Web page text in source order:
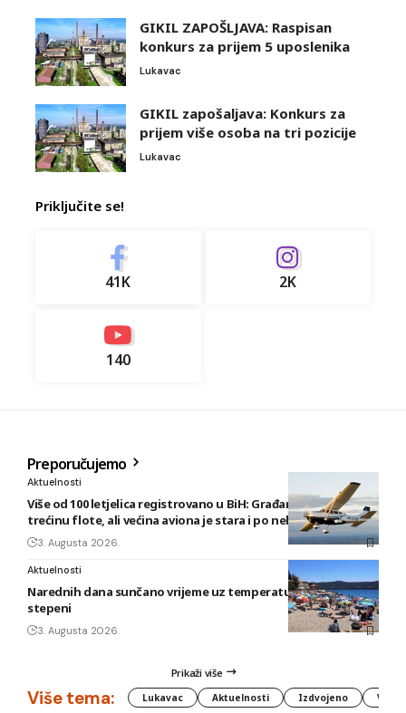
GIKIL ZAPOŠLJAVA: Raspisan
konkurs za prijem 5 uposlenika
Lukavac
GIKIL zapošaljava: Konkurs za
prijem više osoba na tri pozicije
Lukavac
Priključite se!
41K 2K
140
Preporučujemo
Aktuelnosti
Više od 100 letjelica registrovano u BiH: Građani posjeduju
trećinu flote, ali većina aviona je stara i po nekoliko decenija
3. Augusta 2026.
Aktuelnosti
Narednih dana sunčano vrijeme uz temperature do 40
stepeni
3. Augusta 2026.
Prikaži više
Više tema: Lukavac Aktuelnosti Izdvojeno